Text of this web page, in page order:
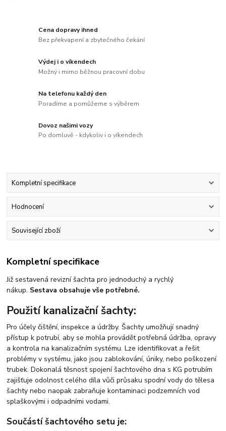
Cena dopravy ihned
Bez překvapení a zbytečného čekání
Výdej i o víkendech
Možný i mimo běžnou pracovní dobu
Na telefonu každý den
Poradíme a pomůžeme s výběrem
Dovoz našimi vozy
Po domluvě - kdykoliv i o víkendech
Kompletní specifikace
Hodnocení
Související zboží
Kompletní specifikace
Již sestavená revizní šachta pro jednoduchý a rychlý
nákup. Sestava obsahuje vše potřebné.
Použití kanalizační šachty:
Pro účely čištění, inspekce a údržby. Šachty umožňují snadný
přístup k potrubí, aby se mohla provádět potřebná údržba, opravy
a kontrola na kanalizačním systému. Lze identifikovat a řešit
problémy v systému, jako jsou zablokování, úniky, nebo poškození
trubek. Dokonalá těsnost spojení šachtového dna s KG potrubím
zajišťuje odolnost celého díla vůči průsaku spodní vody do tělesa
šachty nebo naopak zabraňuje kontaminaci podzemních vod
splaškovými i odpadními vodami.
Součástí šachtového setu je: